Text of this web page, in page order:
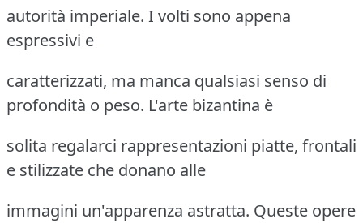
autorità imperiale. I volti sono appena
espressivi e
caratterizzati, ma manca qualsiasi senso di
profondità o peso. L'arte bizantina è
solita regalarci rappresentazioni piatte, frontali
e stilizzate che donano alle
immagini un'apparenza astratta. Queste opere